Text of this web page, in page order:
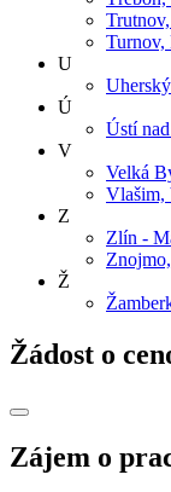
Turnov,
U
Ú
Ústí
V
Velká
Vlašim,
Z
Zlín -
Ž
Žádost o
Zájem o